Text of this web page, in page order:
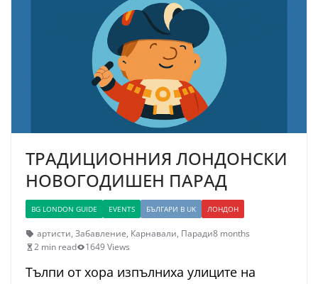
ТРАДИЦИОННИЯ ЛОНДОНСКИ
НОВОГОДИШЕН ПАРАД
BG LONDON GUIDE EVENTS БЪЛГАРИ В UK ЛОНДОН
артисти, Забавление, Карнавали, Паради8 months
2 min read
1649 Views
Тълпи от хора изпълниха улиците на